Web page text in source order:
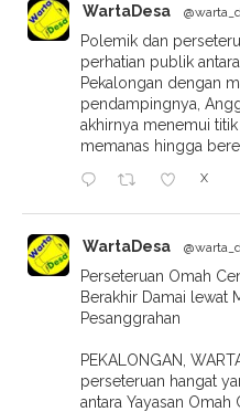
WartaDesa
Polemik dan
perhatian publik
Pekalongan dengan
pendampingnya,
akhirnya menemui
memanas hingga
X
WartaDesa
Perseteruan Omah
Berakhir Damai lewat
Pesanggrahan
PEKALONGAN,
perseteruan hangat
antara Yayasan